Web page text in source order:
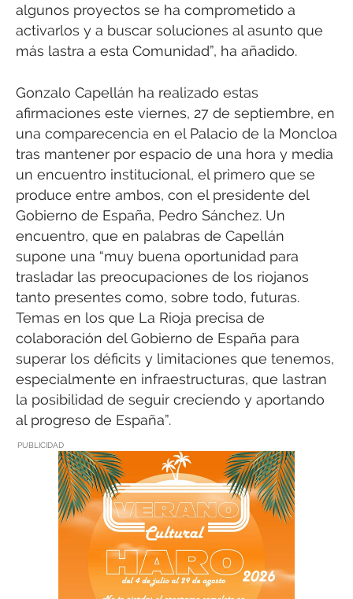
algunos proyectos se ha comprometido a
activarlos y a buscar soluciones al asunto que
más lastra a esta Comunidad”, ha añadido.
Gonzalo Capellán ha realizado estas
afirmaciones este viernes, 27 de septiembre, en
una comparecencia en el Palacio de la Moncloa
tras mantener por espacio de una hora y media
un encuentro institucional, el primero que se
produce entre ambos, con el presidente del
Gobierno de España, Pedro Sánchez. Un
encuentro, que en palabras de Capellán
supone una “muy buena oportunidad para
trasladar las preocupaciones de los riojanos
tanto presentes como, sobre todo, futuras.
Temas en los que La Rioja precisa de
colaboración del Gobierno de España para
superar los déficits y limitaciones que tenemos,
especialmente en infraestructuras, que lastran
la posibilidad de seguir creciendo y aportando
al progreso de España”.
PUBLICIDAD